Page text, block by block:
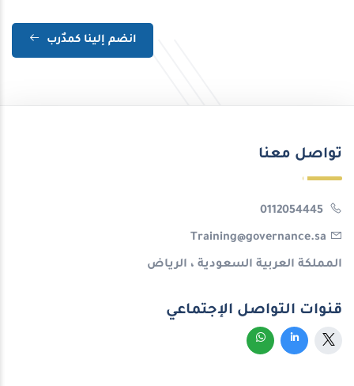
انضم إلينا كمدٌرب
تواصل معنا
Training@governance.sa
المملكة العربية السعودية ، الرياض
قنوات التواصل الإجتماعي